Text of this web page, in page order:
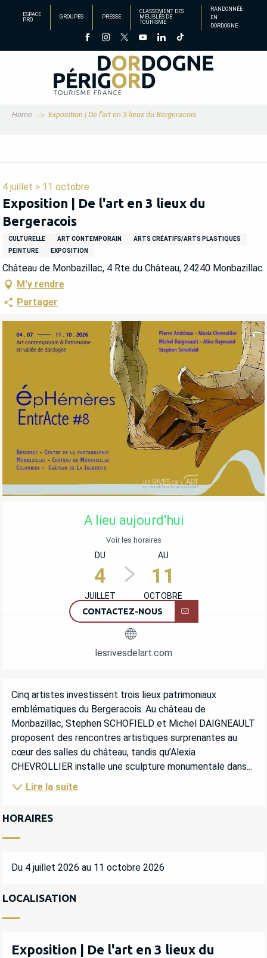
principal
ESPACE
PRO
GROUPES PRESSE
CLASSEMENT DES
MEUBLÉS DE
TOURISME
RANDONNÉE
EN
DORDOGNE
Home Exposition | De l'art en 3 lieux du Bergeracois
4 juillet > 11 octobre
Exposition | De l'art en 3 lieux du
Bergeracois
CULTURELLE ART CONTEMPORAIN
ARTS CRÉATIFS/ARTS PLASTIQUES
PEINTURE
EXPOSITION
Château de Monbazillac, 4 Rte du Château, 24240 Monbazillac
M'y rendre
Partager
OUVERTURE ET COORDONNÉES
A lieu aujourd'hui
Voir les horaires
DU
4
JUILLET
AU
11
OCTOBRE
CONTACTEZ-NOUS
lesrivesdelart.com
DESCRIPTION
Cinq artistes investissent trois lieux patrimoniaux
emblématiques du Bergeracois. Au château de
Monbazillac, Stephen SCHOFIELD et Michel DAIGNEAULT
proposent des rencontres artistiques surprenantes au
cœur des salles du château, tandis qu’Alexia
CHEVROLLIER installe une sculpture monumentale dans...
Lire la suite
HORAIRES
Du 4 juillet 2026 au 11 octobre 2026
LOCALISATION
Exposition | De l'art en 3 lieux du